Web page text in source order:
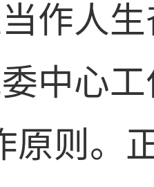
作人
中心
原则。